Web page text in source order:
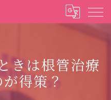
きは根管治療
得策？